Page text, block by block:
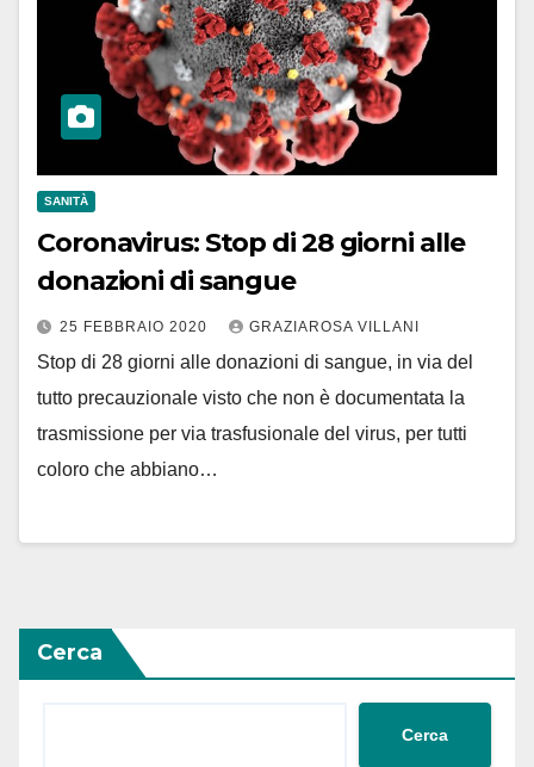
SANITÀ
Coronavirus: Stop di 28 giorni alle
donazioni di sangue
25 FEBBRAIO 2020 GRAZIAROSA VILLANI
Stop di 28 giorni alle donazioni di sangue, in via del
tutto precauzionale visto che non è documentata la
trasmissione per via trasfusionale del virus, per tutti
coloro che abbiano…
Cerca
Cerca